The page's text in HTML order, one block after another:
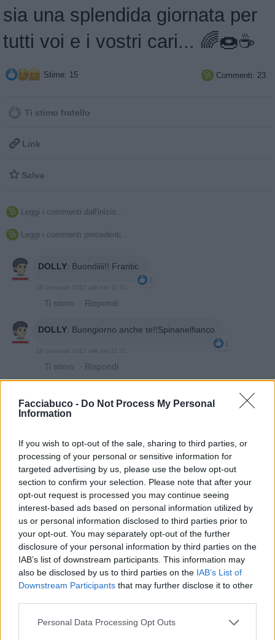
Facciabuco - Do Not Process My Personal
Information
If you wish to opt-out of the sale, sharing to third parties, or
processing of your personal or sensitive information for
targeted advertising by us, please use the below opt-out
section to confirm your selection. Please note that after your
opt-out request is processed you may continue seeing
interest-based ads based on personal information utilized by
us or personal information disclosed to third parties prior to
your opt-out. You may separately opt-out of the further
disclosure of your personal information by third parties on the
IAB’s list of downstream participants. This information may
also be disclosed by us to third parties on the IAB’s List of
Downstream Participants that may further disclose it to other
Personal Data Processing Opt Outs
sia una splendida giornata per
tutti voi e i vostri cari... 🌈🍩☕️
Stime: 15  Commenti: 23
Ti stimo fratello
 Link
 Salva
 Leggi i commenti dall'inizio...
 Leggi i commenti precedenti...
DOLLY: Buondiiii!! Frantic
2
16 Gennaio 2022 alle ore 11:31
· Ti stimo · Rispondi
DOLLY: Buongiorno anche te!!Spinanelfianco
1
16 Gennaio 2022 alle ore 11:31
· Ti stimo · Rispondi
educato ☺️
·Ti stimo·Rispondi
DOLLY:Saluti e spero che l'educazione e il rispetto
siano di base per tutti!!Dolce68
16 Gennaio 2022 alle ore 12:38
·Ti stimo ·Rispondi
isabel: Buona serata e benvenuto/a o
Bentornato/a 🤭🤭🤗😁🥂DOLLY
1
16 Gennaio 2022 alle ore 18:38
Rispondi
DOLLY: No no benvenuto.. giuro..piacere di